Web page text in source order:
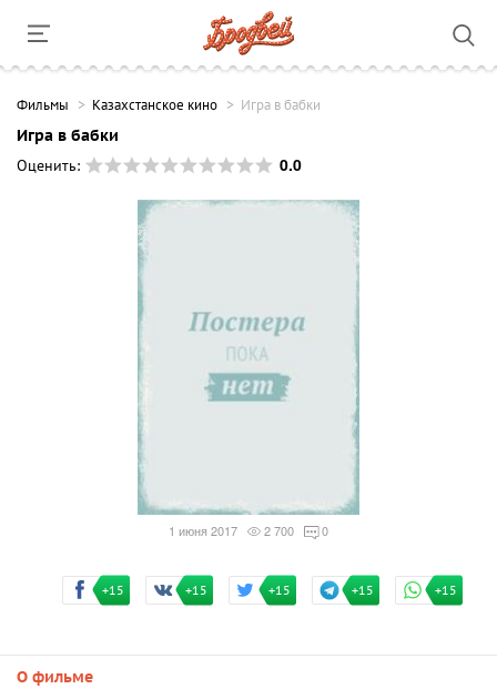
Фильмы Казахстанское кино Игра в бабки
Игра в бабки
Оценить:
0.0
1 июня 2017 2 700 0
+15 +15 +15 +15 +15
О фильме